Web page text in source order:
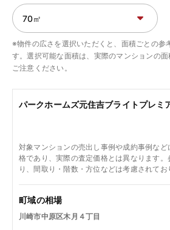
パークホームズ元住吉ブライトプレミ
対象マンションの売出し事例や成約事例な
格であり、実際の査定価格とは異なります
り、間取り・階数・方位などは考慮されてお
町域の相場
川崎市中原区木月４丁目
※物件の広さを選択いただくと、面積ごとの参
す。選択可能な面積は、実際のマンションの面
ご注意ください。